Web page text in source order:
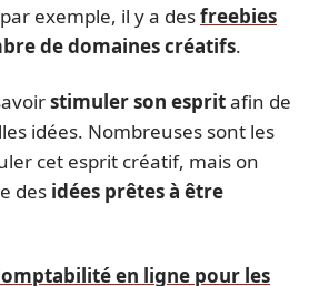
par exemple, il y a desfreebies
de domaines créatifs.
stimuler son espritafin de
idées. Nombreuses sont les
cet esprit créatif, mais on
des idées prêtes à être
en ligne pour les